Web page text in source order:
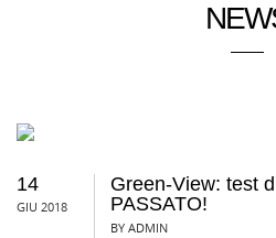
14
GIU 2018
Green-View: test
PASSATO!
BY ADMIN